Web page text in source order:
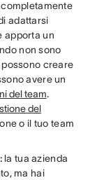
adattarsi
apporta un
non sono
creare
avere un
del team.
del
o il tuo team
la tua azienda
ma hai